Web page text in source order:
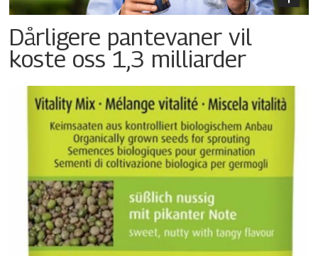
Dårligere pantevaner vil
koste oss 1,3 milliarder